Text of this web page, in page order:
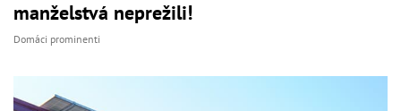
manželstvá neprežili!
Domáci prominenti